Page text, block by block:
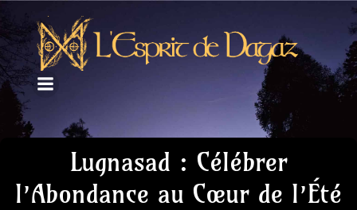
Lugnasad : Célébrer
l’Abondance au Cœur de l’Été